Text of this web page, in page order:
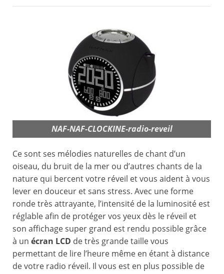
NAF-NAF-CLOCKINE-radio-reveil
Ce sont ses mélodies naturelles de chant d’un
oiseau, du bruit de la mer ou d’autres chants de la
nature qui bercent votre réveil et vous aident à vous
lever en douceur et sans stress. Avec une forme
ronde très attrayante, l’intensité de la luminosité est
réglable afin de protéger vos yeux dès le réveil et
son affichage super grand est rendu possible grâce
à un écran LCD de très grande taille vous
permettant de lire l’heure même en étant à distance
de votre radio réveil. Il vous est en plus possible de